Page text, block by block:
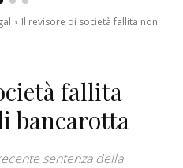
Il revisore di società fallita non
fallita
bancarotta
sentenza della